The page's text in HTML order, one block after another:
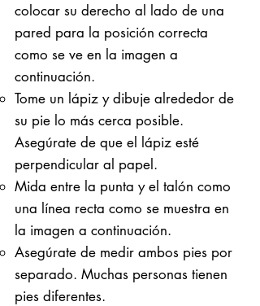
colocar su derecho al lado de una
pared para la posición correcta
como se ve en la imagen a
continuación.
Tome un lápiz y dibuje alrededor de
su pie lo más cerca posible.
Asegúrate de que el lápiz esté
perpendicular al papel.
Mida entre la punta y el talón como
una línea recta como se muestra en
la imagen a continuación.
Asegúrate de medir ambos pies por
separado. Muchas personas tienen
pies diferentes.